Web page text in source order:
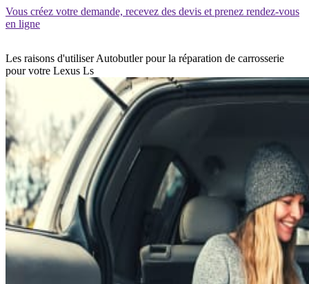
Vous créez votre demande, recevez des devis et prenez rendez-vous
en ligne
Les raisons d'utiliser Autobutler pour la réparation de carrosserie
pour votre Lexus Ls